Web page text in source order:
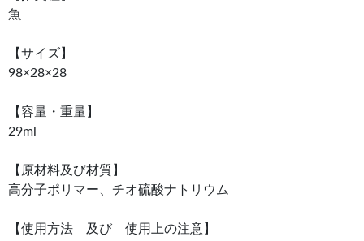
魚
【サイズ】
98×28×28
【容量・重量】
29ml
【原材料及び材質】
高分子ポリマー、チオ硫酸ナトリウム
【使用方法 及び 使用上の注意】